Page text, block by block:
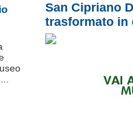
San Cipriano
trasformato in